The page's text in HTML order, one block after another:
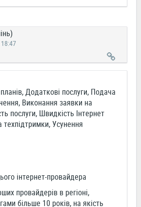
Додаткові послуги, Подача
Виконання заявки на
послуги, Швидкість Інтернет
Усунення
інтернет-провайдера
провайдерів в регіоні,
більше 10 років, на якість